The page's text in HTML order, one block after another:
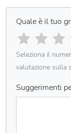
Quale è il tuo
Seleziona il
valutazione sulla
Suggerimenti